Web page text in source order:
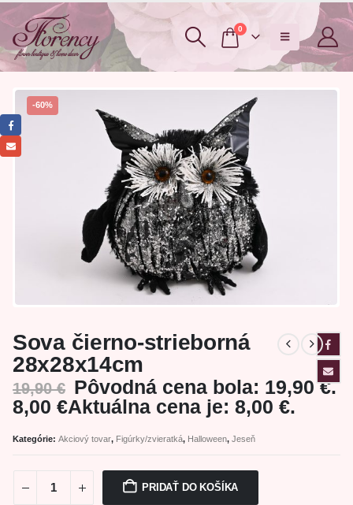
0
-60%
Sova čierno-strieborná
28x28x14cm
19,90€ Pôvodná cena bola: 19,90 €.
8,00 €Aktuálna cena je: 8,00 €.
Kategórie: Akciový tovar, Figúrky/zvieratká, Halloween, Jeseň
PRIDAŤ DO KOŠÍKA